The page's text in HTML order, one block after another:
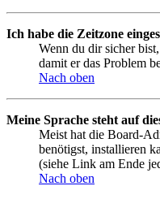
Ich habe die Zeitzone
Wenn du dir sicher
damit er das Problem
Nach oben
Meine Sprache steht auf
Meist hat die Board-
benötigst, installieren
(siehe Link am Ende
Nach oben